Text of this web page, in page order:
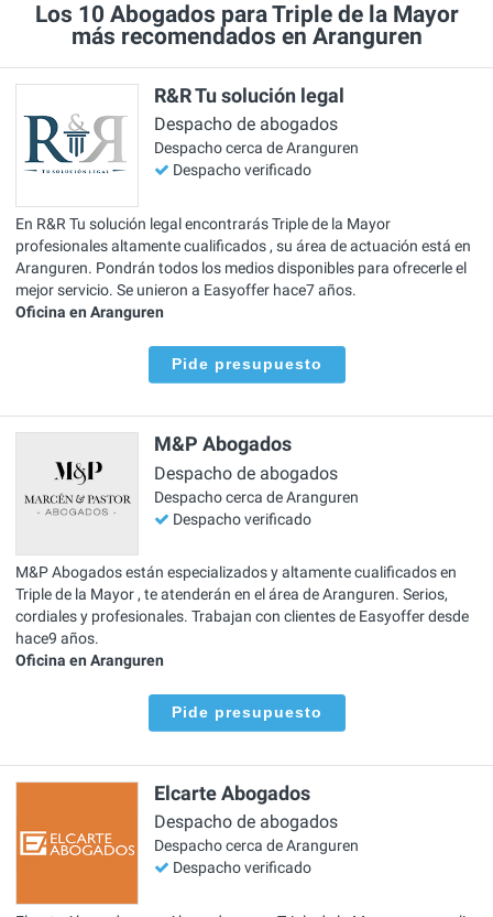
Los 10 Abogados para Triple de la Mayor
más recomendados en Aranguren
R&R Tu solución legal
Despacho de abogados
Despacho cerca de Aranguren
Despacho verificado
En R&R Tu solución legal encontrarás Triple de la Mayor
profesionales altamente cualificados , su área de actuación está en
Aranguren. Pondrán todos los medios disponibles para ofrecerle el
mejor servicio. Se unieron a Easyoffer hace7 años.
Oficina en Aranguren
Pide presupuesto
M&P Abogados
Despacho de abogados
Despacho cerca de Aranguren
Despacho verificado
M&P Abogados están especializados y altamente cualificados en
Triple de la Mayor , te atenderán en el área de Aranguren. Serios,
cordiales y profesionales. Trabajan con clientes de Easyoffer desde
hace9 años.
Oficina en Aranguren
Pide presupuesto
Elcarte Abogados
Despacho de abogados
Despacho cerca de Aranguren
Despacho verificado